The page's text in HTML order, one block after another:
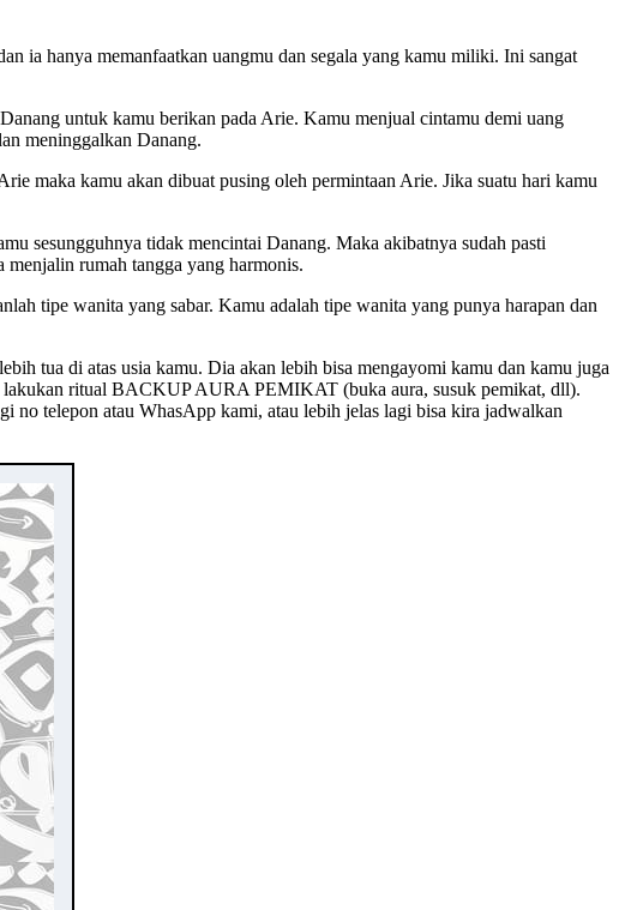
ia hanya memanfaatkan uangmu dan segala yang kamu miliki. Ini sangat
untuk kamu berikan pada Arie. Kamu menjual cintamu demi uang
meninggalkan Danang.
maka kamu akan dibuat pusing oleh permintaan Arie. Jika suatu hari kamu
sesungguhnya tidak mencintai Danang. Maka akibatnya sudah pasti
rumah tangga yang harmonis.
tipe wanita yang sabar. Kamu adalah tipe wanita yang punya harapan dan
tua di atas usia kamu. Dia akan lebih bisa mengayomi kamu dan kamu juga
ritual BACKUP AURA PEMIKAT (buka aura, susuk pemikat, dll).
no telepon atau WhasApp kami, atau lebih jelas lagi bisa kira jadwalkan